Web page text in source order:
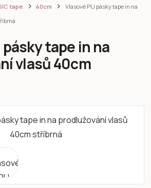
tape 40cm
Vlasové PU pásky tape in na
pásky tape in na
vlasů 40cm